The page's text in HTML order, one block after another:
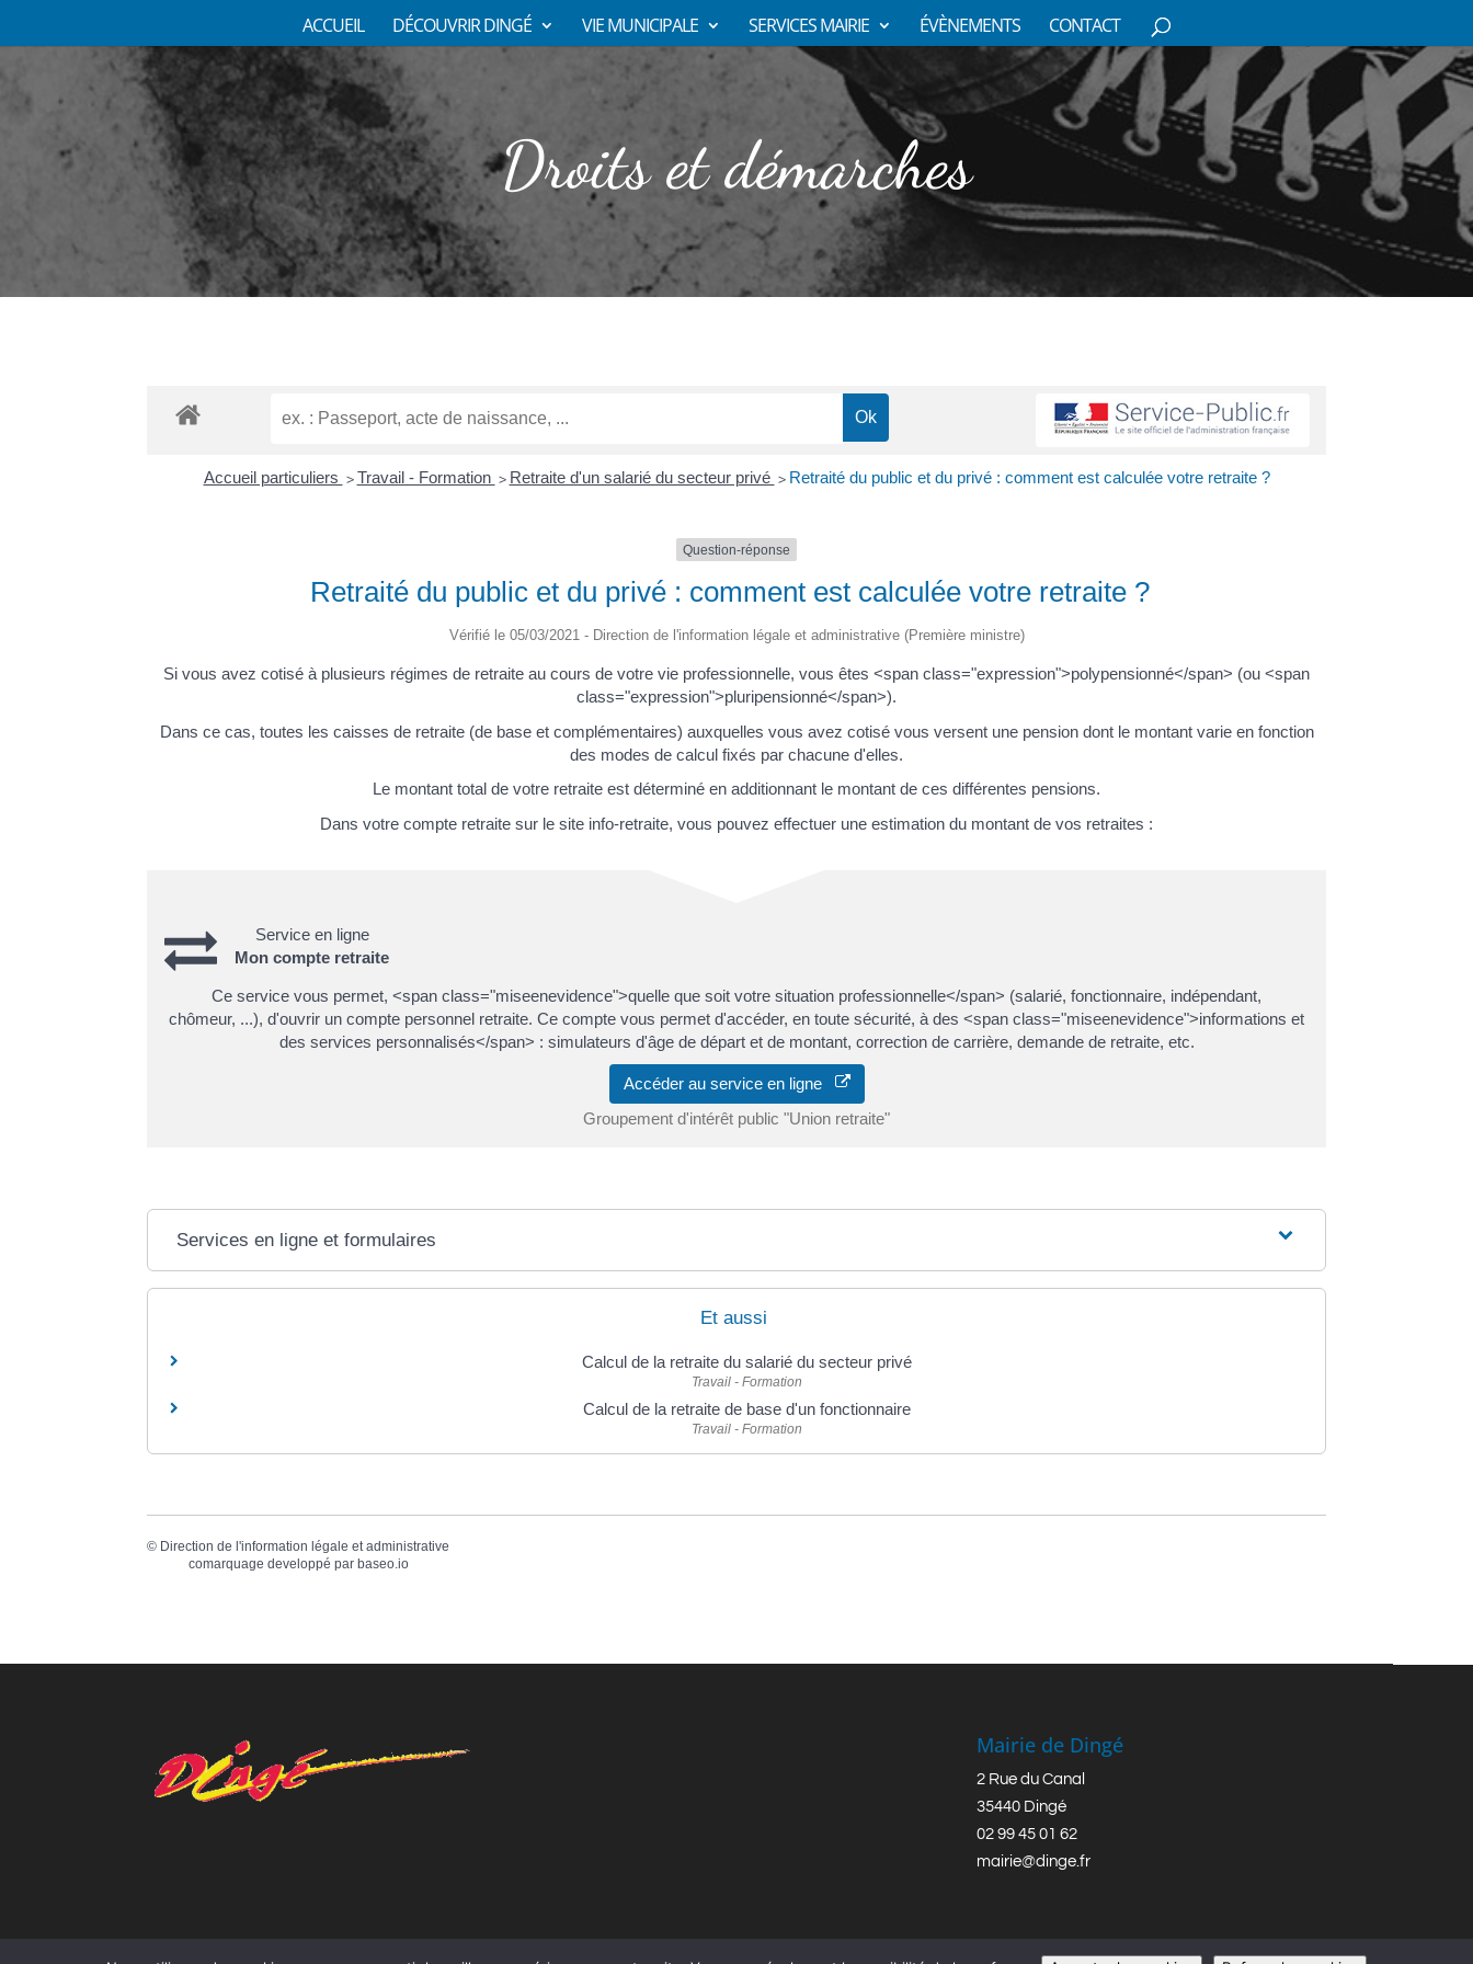
ACCUEIL DÉCOUVRIR DINGÉ VIE MUNICIPALE SERVICES MAIRIE ÉVÈNEMENTS CONTACT
Droits et démarches
Accueil particuliers > Travail - Formation > Retraite d'un salarié du secteur privé > Retraité du public et du privé : comment est calculée votre retraite ?
Question-réponse
Retraité du public et du privé : comment est calculée votre retraite ?
Vérifié le 05/03/2021 - Direction de l'information légale et administrative (Première ministre)
Si vous avez cotisé à plusieurs régimes de retraite au cours de votre vie professionnelle, vous êtes <span class="expression">polypensionné</span> (ou <span
class="expression">pluripensionné</span>).
Dans ce cas, toutes les caisses de retraite (de base et complémentaires) auxquelles vous avez cotisé vous versent une pension dont le montant varie en fonction
des modes de calcul fixés par chacune d'elles.
Le montant total de votre retraite est déterminé en additionnant le montant de ces différentes pensions.
Dans votre compte retraite sur le site info-retraite, vous pouvez effectuer une estimation du montant de vos retraites :
Service en ligne
Mon compte retraite
Ce service vous permet, <span class="miseenevidence">quelle que soit votre situation professionnelle</span> (salarié, fonctionnaire, indépendant,
chômeur, ...), d'ouvrir un compte personnel retraite. Ce compte vous permet d'accéder, en toute sécurité, à des <span class="miseenevidence">informations et
des services personnalisés</span> : simulateurs d'âge de départ et de montant, correction de carrière, demande de retraite, etc.
Accéder au service en ligne
Groupement d'intérêt public "Union retraite"
Services en ligne et formulaires
Et aussi
Calcul de la retraite du salarié du secteur privé
Travail - Formation
Calcul de la retraite de base d'un fonctionnaire
Travail - Formation
© Direction de l'information légale et administrative
comarquage developpé par baseo.io
Mairie de Dingé
2 Rue du Canal
35440 Dingé
02 99 45 01 62
mairie@dinge.fr